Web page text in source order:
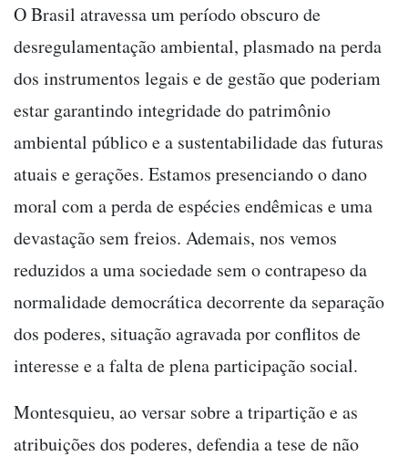
O Brasil atravessa um período obscuro de
desregulamentação ambiental, plasmado na perda
dos instrumentos legais e de gestão que poderiam
estar garantindo integridade do patrimônio
ambiental público e a sustentabilidade das futuras
atuais e gerações. Estamos presenciando o dano
moral com a perda de espécies endêmicas e uma
devastação sem freios. Ademais, nos vemos
reduzidos a uma sociedade sem o contrapeso da
normalidade democrática decorrente da separação
dos poderes, situação agravada por conflitos de
interesse e a falta de plena participação social.
Montesquieu, ao versar sobre a tripartição e as
atribuições dos poderes, defendia a tese de não